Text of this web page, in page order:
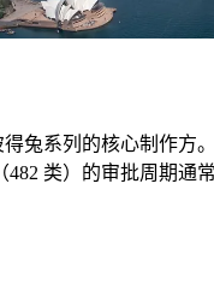
兔系列的核心制作方
类）的审批周期